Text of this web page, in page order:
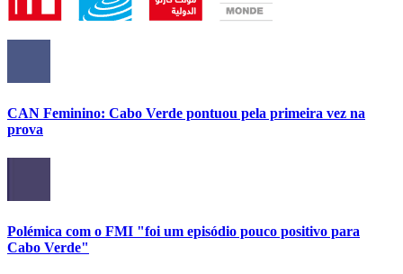
CAN Feminino: Cabo Verde pontuou pela primeira vez na
prova
Polémica com o FMI "foi um episódio pouco positivo para
Cabo Verde"